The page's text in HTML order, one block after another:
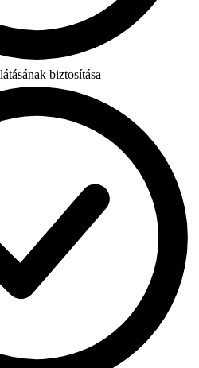
biztosítása